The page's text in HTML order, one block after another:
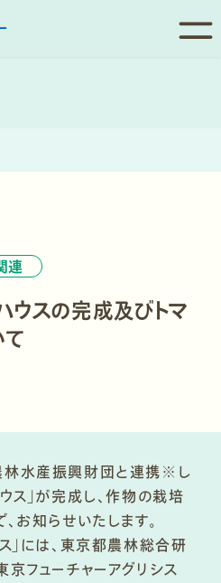
連
ウスの完成及びトマ
水産振興財団と連携※し
ス」が完成し、作物の栽培
お知らせいたします。​
」には、東京都農林総合研
フューチャーアグリシス